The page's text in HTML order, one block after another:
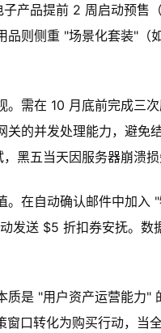
产品提前 2 周启动预售
品则侧重 "场景化套装"（
。需在 10 月底前完成三
关的并发处理能力，避免
黑五当天因服务器崩溃损
。在自动确认邮件中加入
发送 $5 折扣券安抚。
质是 "用户资产运营能力"
窗口转化为购买行动，当